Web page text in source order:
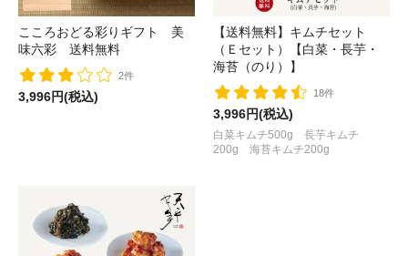
こころおどる彩りギフト 美
味六彩 送料無料
2件
3,996円(税込)
【送料無料】キムチセット
（Ｅセット）【白菜・長芋・
海苔（のり）】
18件
3,996円(税込)
白菜キムチ500g 長芋キムチ
200g 海苔キムチ200g